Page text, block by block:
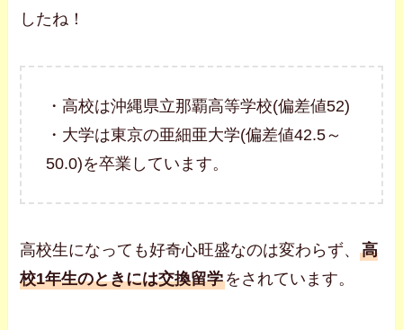
したね！
・高校は沖縄県立那覇高等学校(偏差値52)
・大学は東京の亜細亜大学(偏差値42.5～
50.0)を卒業しています。
高校生になっても好奇心旺盛なのは変わらず、高
校1年生のときには交換留学をされています。